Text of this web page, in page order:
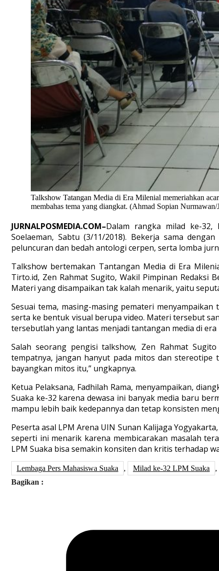
Talkshow Tatangan Media di Era Milenial memeriahkan
membahas tema yang diangkat. (Ahmad Sopian Nurmawan/
JURNALPOSMEDIA.COM–Dalam rangka milad ke-32,
Soelaeman, Sabtu (3/11/2018). Bekerja sama
peluncuran dan bedah antologi cerpen, serta lomba
Talkshow bertemakan Tantangan Media di Era
Tirto.id, Zen Rahmat Sugito, Wakil Pimpinan Redaksi
Materi yang disampaikan tak kalah menarik, yaitu
Sesuai tema, masing-masing pemateri
serta ke bentuk visual berupa video. Materi tersebut
tersebutlah yang lantas menjadi tantangan media di era
Salah seorang pengisi talkshow, Zen Rahmat
tempatnya, jangan hanyut pada mitos dan stereotipe
bayangkan mitos itu,” ungkapnya.
Ketua Pelaksana, Fadhilah Rama, menyampaikan,
Suaka ke-32 karena dewasa ini banyak media baru
mampu lebih baik kedepannya dan tetap konsisten
Peserta asal LPM Arena UIN Sunan Kalijaga
seperti ini menarik karena membicarakan masalah
LPM Suaka bisa semakin konsiten dan kritis terhadap
Lembaga Pers Mahasiswa Suaka , Milad ke-32 LPM Suaka
,
Bagikan :